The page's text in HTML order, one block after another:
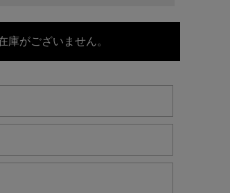
庫がございません。